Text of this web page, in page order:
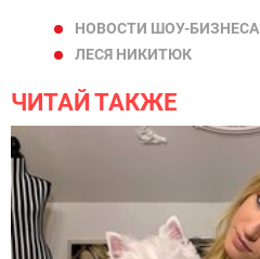
НОВОСТИ ШОУ-БИЗНЕСА
ЛЕСЯ НИКИТЮК
ЧИТАЙ ТАКЖЕ